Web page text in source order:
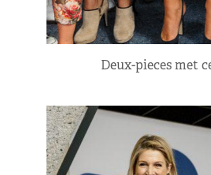
Deux-pieces met